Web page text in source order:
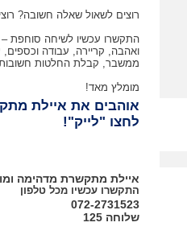
רוצים לשאול שאלה חשובה?
התקשרו עכשיו לשיחה סוחפת –
ואהבה, קריירה, עבודה וכספים,
ממשבר, קבלת החלטות חשובות
מומלץ מאד!
אוהבים את איילת
לחצו "לייק"!
איילת מתקשרת מדהימה
התקשרו עכשיו מכל טלפון
072-2731523
שלוחה 125